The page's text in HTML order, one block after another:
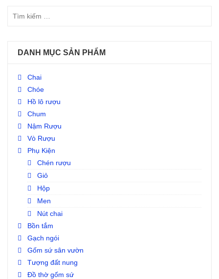
DANH MỤC SẢN PHẨM
Chai
Chóe
Hồ lô rượu
Chum
Nậm Rượu
Vò Rượu
Phụ Kiện
Chén rượu
Giỏ
Hộp
Men
Nút chai
Bồn tắm
Gạch ngói
Gốm sứ sân vườn
Tượng đất nung
Đồ thờ gốm sứ